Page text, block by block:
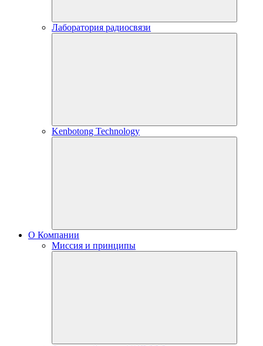
Лаборатория радиосвязи
Kenbotong Technology
О Компании
Миссия и принципы